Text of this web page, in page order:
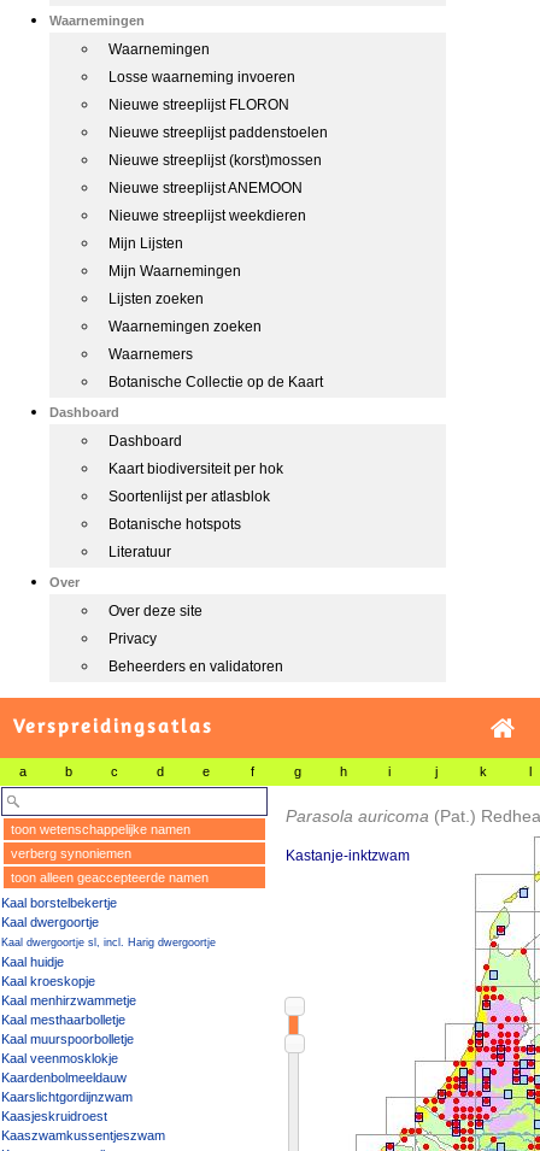
Waarnemingen
Waarnemingen
Losse waarneming invoeren
Nieuwe streeplijst FLORON
Nieuwe streeplijst paddenstoelen
Nieuwe streeplijst (korst)mossen
Nieuwe streeplijst ANEMOON
Nieuwe streeplijst weekdieren
Mijn Lijsten
Mijn Waarnemingen
Lijsten zoeken
Waarnemingen zoeken
Waarnemers
Botanische Collectie op de Kaart
Dashboard
Dashboard
Kaart biodiversiteit per hok
Soortenlijst per atlasblok
Botanische hotspots
Literatuur
Over
Over deze site
Privacy
Beheerders en validatoren
Verspreidingsatlas
a b c d e f g h i j k l
toon wetenschappelijke namen
verberg synoniemen
toon alleen geaccepteerde namen
Kaal borstelbekertje
Kaal dwergoortje
Kaal dwergoortje sl, incl. Harig dwergoortje
Kaal huidje
Kaal kroeskopje
Kaal menhirzwammetje
Kaal mesthaarbolletje
Kaal muurspoorbolletje
Kaal veenmosklokje
Kaardenbolmeeldauw
Kaarslichtgordijnzwam
Kaasjeskruidroest
Kaaszwamkussentjeszwam
Parasola auricoma (Pat.)
Kastanje-inktzwam